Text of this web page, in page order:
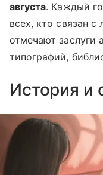
августа. Каждый
всех, кто связан с
отмечают заслуги
типографий,
История и